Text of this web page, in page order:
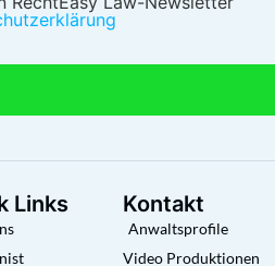
Links Kontakt
Anwaltsprofile
Video Produktionen